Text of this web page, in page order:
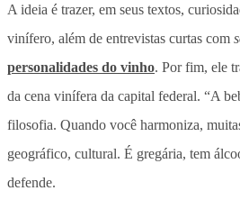
A ideia é trazer, em seus textos,
vinífero, além de entrevistas curtas com
personalidades do vinho. Por fim, ele
da cena vinífera da capital federal. “A
filosofia. Quando você harmoniza,
geográfico, cultural. É gregária, tem
defende.